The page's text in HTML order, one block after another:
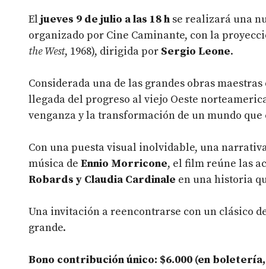
El jueves 9 de julio a las 18 h se realizará una
organizado por Cine Caminante, con la
the West, 1968), dirigida por Sergio Leone.
Considerada una de las grandes obras
llegada del progreso al viejo Oeste
venganza y la transformación de un mundo que
Con una puesta visual inolvidable, una
música de Ennio Morricone, el film reúne las
Robards y Claudia Cardinale en una historia
Una invitación a reencontrarse con un clásico
grande.
Bono contribución único: $6.000 (en